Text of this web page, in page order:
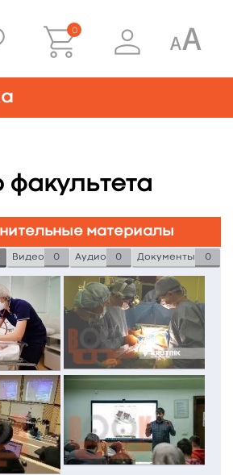
0
факультета
материалы
Видео 0 Аудио 0 Документы 0